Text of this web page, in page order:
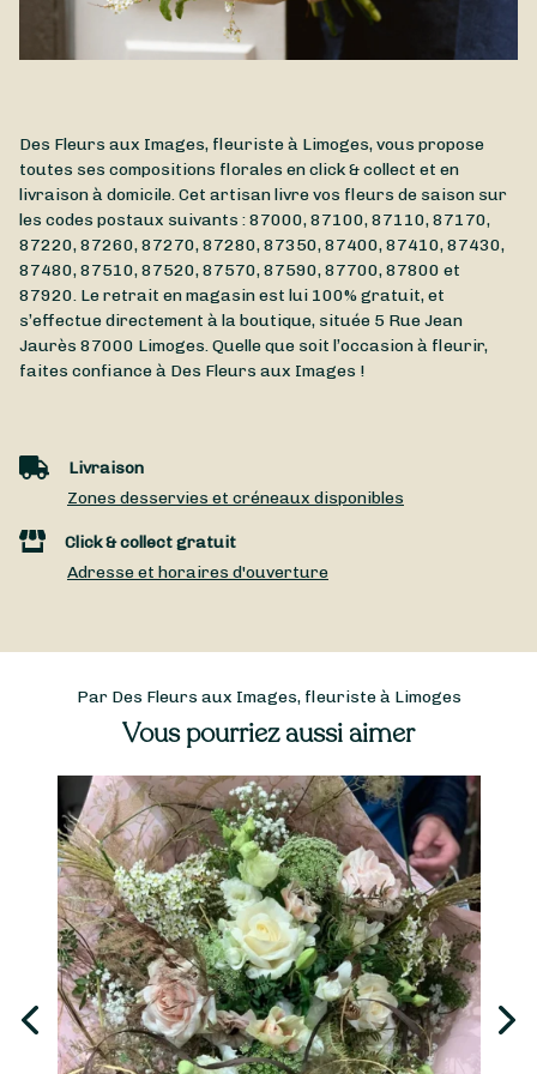
Des Fleurs aux Images, fleuriste à Limoges, vous propose
toutes ses compositions florales en click & collect et en
livraison à domicile. Cet artisan livre vos fleurs de saison sur
les codes postaux suivants : 87000, 87100, 87110, 87170,
87220, 87260, 87270, 87280, 87350, 87400, 87410, 87430,
87480, 87510, 87520, 87570, 87590, 87700, 87800 et
87920. Le retrait en magasin est lui 100% gratuit, et
s’effectue directement à la boutique, située 5 Rue Jean
Jaurès 87000 Limoges. Quelle que soit l’occasion à fleurir,
faites confiance à Des Fleurs aux Images !
Livraison
Zones desservies et créneaux disponibles
Click & collect gratuit
Adresse et horaires d'ouverture
Par Des Fleurs aux Images, fleuriste à Limoges
Vous pourriez aussi aimer